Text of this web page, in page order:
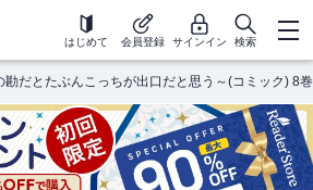
はじめて 会員登録 サインイン 検索
だとたぶんこっちが出口だと思う～(コミック) 8巻